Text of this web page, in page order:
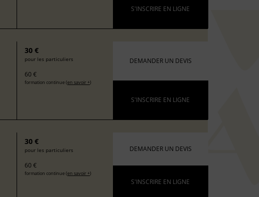
S'INSCRIRE EN LIGNE
30 €
pour les particuliers
60 €
formation continue (en savoir +)
DEMANDER UN DEVIS
S'INSCRIRE EN LIGNE
30 €
pour les particuliers
60 €
formation continue (en savoir +)
DEMANDER UN DEVIS
S'INSCRIRE EN LIGNE